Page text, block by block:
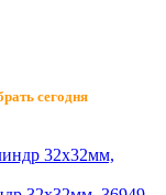
сегодня